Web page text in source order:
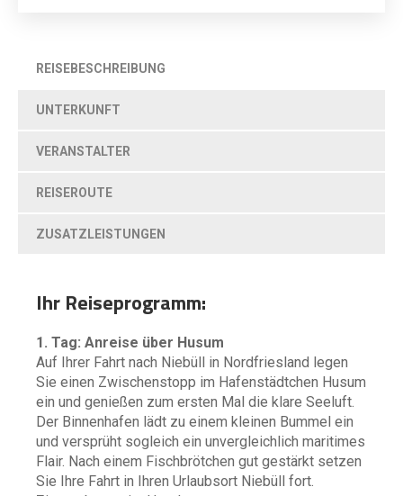
REISEBESCHREIBUNG
UNTERKUNFT
VERANSTALTER
REISEROUTE
ZUSATZLEISTUNGEN
Ihr Reiseprogramm:
1. Tag: Anreise über Husum
Auf Ihrer Fahrt nach Niebüll in Nordfriesland legen
Sie einen Zwischenstopp im Hafenstädtchen Husum
ein und genießen zum ersten Mal die klare Seeluft.
Der Binnenhafen lädt zu einem kleinen Bummel ein
und versprüht sogleich ein unvergleichlich maritimes
Flair. Nach einem Fischbrötchen gut gestärkt setzen
Sie Ihre Fahrt in Ihren Urlaubsort Niebüll fort.